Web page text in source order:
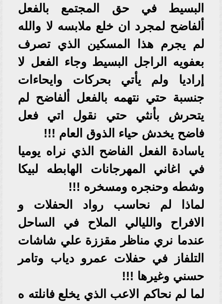
البسيط في حق المجتمع بالفعل
ألفاضح لمجرد ان خلع ملابسه لا والله
لم يجرم هذا المسكين الذي تصرف
بعفويه الراجل البسيط وجاء الفعل لا
إراديا ولم يأتي بحركات وايحاءات
جنسبة حتي نتهمه بالفعل ألفاضح لم
يتحرش بأنثي حتي نقول اتي فعل
فاضح يخدش حياء الذوق العام !!!
ياسادة الفعل الفاضح الذي نراه يوميا
في اغاني المهرجانات الهابطه لبيكا
وشطه وحنجره ومسخره !!!
لماذا لم نحاسب رواد الحفلات و
الافراح والليالي الملاح في الساحل
عندما نري مناظر مقززة علي شاشات
التلفاز في حفلات عمرو دياب وتامر
حسني وغيرها !!!
لما لم نحاكم الاعب الذي يخلع فانلته ه